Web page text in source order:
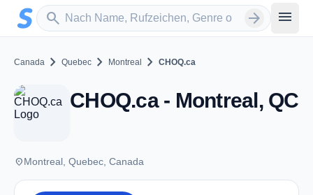
Zum Hauptinhalt springen
search
Sender suchen arrow_forward menu
Canada chevron_right Quebec chevron_right Montreal chevron_right CHOQ.ca
CHOQ.ca - Montreal, QC
placeMontreal, Quebec, Canada